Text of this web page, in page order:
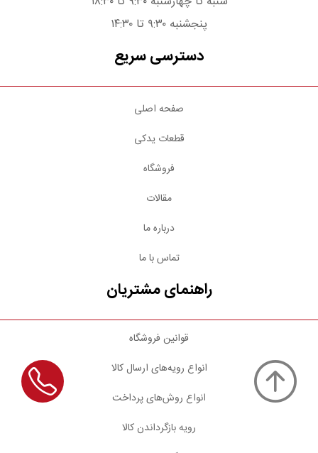
پنجشنبه ۹:۳۰ تا ۱۴:۳۰
دسترسی سریع
صفحه اصلی
قطعات یدکی
فروشگاه
مقالات
درباره ما
تماس با ما
راهنمای مشتریان
قوانین فروشگاه
انواع رویه‌های ارسال کالا
انواع روش‌های پرداخت
رویه بازگرداندن کالا